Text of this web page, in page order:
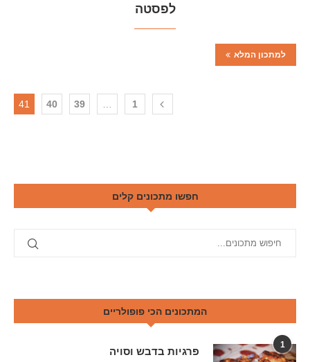
לפסטה
למתכון המלא
1
39
40
41
חפשו מתכונים קלים
המתכונים הכי פופולריים
1
פרגיות בדבש וסויה